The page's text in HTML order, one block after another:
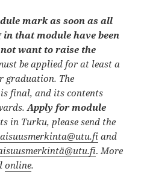
mark as soon as all
that module have been
want to raise the
be applied for at least a
graduation. The
final, and its contents
Apply for module
in Turku, please send the
and
. More
online.